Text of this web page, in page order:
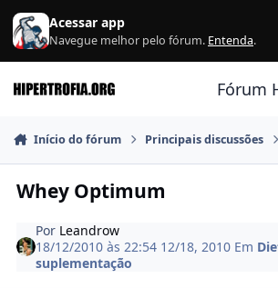
Ir para conteúdo
Acessar app
Navegue melhor pelo fórum. Entenda.
Fórum
Início do fórum Principais discussões
Whey Optimum
Por Leandrow
18/12/2010 às 22:54 12/18, 2010 Em
suplementação